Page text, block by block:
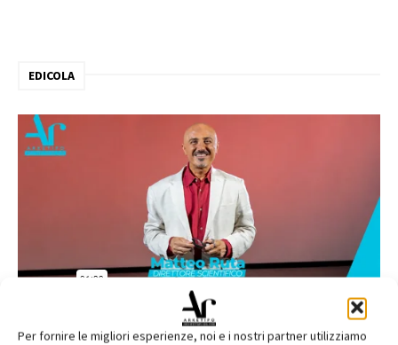
Per fornire le migliori esperienze, noi e i nostri partner utilizziamo
EDICOLA